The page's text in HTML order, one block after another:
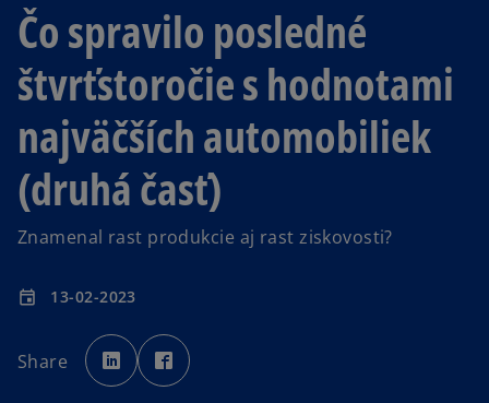
Čo spravilo posledné
štvrťstoročie s hodnotami
najväčších automobiliek
(druhá časť)
Znamenal rast produkcie aj rast ziskovosti?
event 13-02-2023
Share
o
p
e
n
p
e